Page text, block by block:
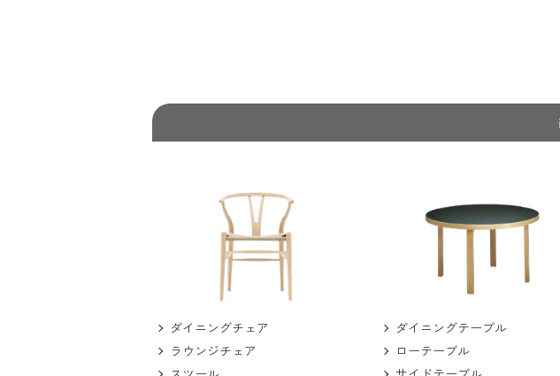
ダイニングチェア
ラウンジチェア
ダイニングテーブル
ローテーブル